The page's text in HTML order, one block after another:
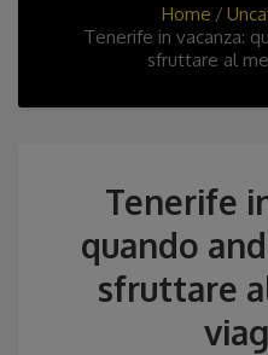
Home
Tenerife in vacanza:
sfruttare al
Tenerife
quando
sfruttare